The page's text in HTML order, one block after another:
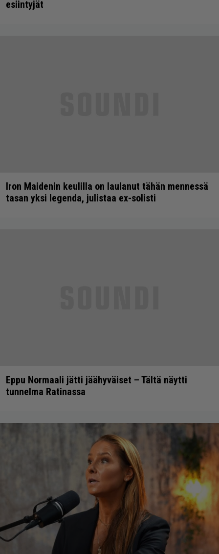
esiintyjät
Iron Maidenin keulilla on laulanut tähän mennessä
tasan yksi legenda, julistaa ex-solisti
Eppu Normaali jätti jäähyväiset – Tältä näytti
tunnelma Ratinassa